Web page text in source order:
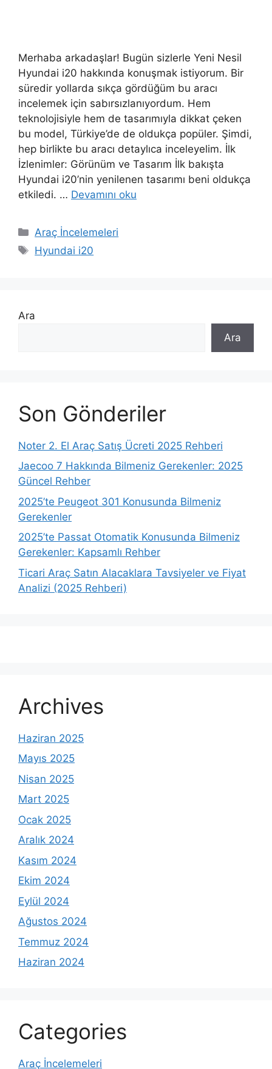
Merhaba arkadaşlar! Bugün sizlerle Yeni Nesil
Hyundai i20 hakkında konuşmak istiyorum. Bir
süredir yollarda sıkça gördüğüm bu aracı
incelemek için sabırsızlanıyordum. Hem
teknolojisiyle hem de tasarımıyla dikkat çeken
bu model, Türkiye’de de oldukça popüler. Şimdi,
hep birlikte bu aracı detaylıca inceleyelim. İlk
İzlenimler: Görünüm ve Tasarım İlk bakışta
Hyundai i20’nin yenilenen tasarımı beni oldukça
etkiledi. … Devamını oku
Kategoriler
Araç İncelemeleri
Etiketler
Hyundai i20
Ara
Ara
Son Gönderiler
Noter 2. El Araç Satış Ücreti 2025 Rehberi
Jaecoo 7 Hakkında Bilmeniz Gerekenler: 2025
Güncel Rehber
2025’te Peugeot 301 Konusunda Bilmeniz
Gerekenler
2025’te Passat Otomatik Konusunda Bilmeniz
Gerekenler: Kapsamlı Rehber
Ticari Araç Satın Alacaklara Tavsiyeler ve Fiyat
Analizi (2025 Rehberi)
Archives
Haziran 2025
Mayıs 2025
Nisan 2025
Mart 2025
Ocak 2025
Aralık 2024
Kasım 2024
Ekim 2024
Eylül 2024
Ağustos 2024
Temmuz 2024
Haziran 2024
Categories
Araç İncelemeleri